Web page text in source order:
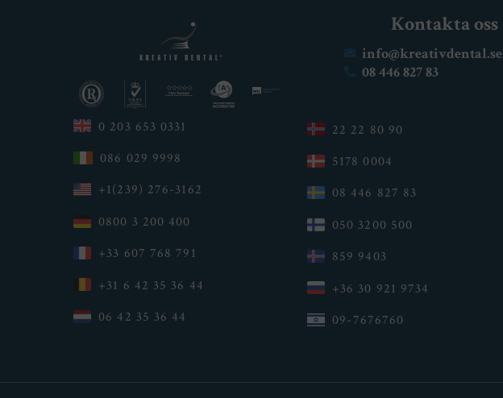
0 203 653 0331
086 029 9998
+1(239) 276-3162
0800 3 200 400
+33 607 768 791
+31 6 42 35 36 44
06 42 35 36 44
Kontakta oss
info@kreativdental.se
08 446 827 83
22 22 80 90
5178 0004
08 446 827 83
050 3200 500
859 9403
+36 30 921 9734
09-7676760